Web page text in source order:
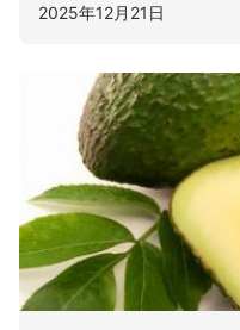
2025年12月21日